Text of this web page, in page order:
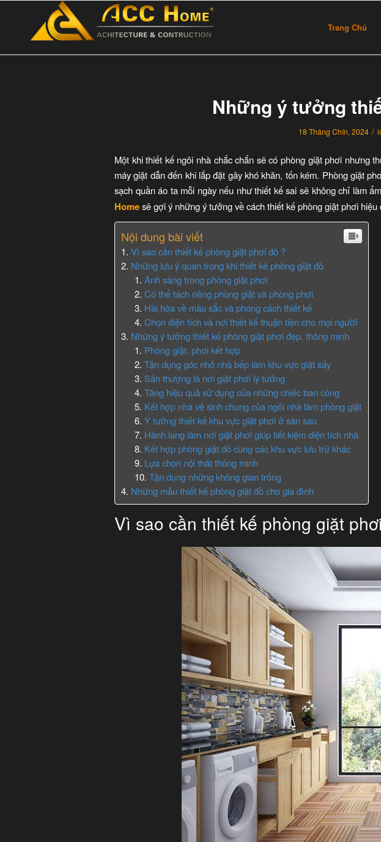
Trang Chủ
Những ý tưởng
18 Tháng Chín, 2024 /
Một khi thiết kế ngôi nhà chắc chắn sẽ có phòng giặt phơi nhưng
máy giặt dẫn đến khi lắp đặt gây khó khăn, tốn kém. Phòng giặt
sạch quần áo ta mỗi ngày nếu như thiết kế sai sẽ không chỉ làm
Homesẽ gợi ý những ý tưởng về cách thiết kế phòng giặt phơi hiệu
Nội dung bài viết
Vì sao cần thiết kế phòng giặt phơi đồ ?
Những lưu ý quan trọng khi thiết kế phòng giặt đồ
Ánh sáng trong phòng giặt phơi
Có thể tách riêng phòng giặt và phòng phơi
Hài hòa về màu sắc và phong cách thiết kế
Chọn diện tích và nơi thiết kế thuận tiện cho mọi người
Những ý tưởng thiết kế phòng giặt phơi đẹp, thông minh
Phòng giặt, phơi kết hợp
Tận dụng góc nhỏ nhà bếp làm khu vực giặt sấy
Sân thượng là nơi giặt phơi lý tưởng
Tăng hiệu quả sử dụng của những chiếc ban công
Kết hợp nhà vệ sinh chung của ngôi nhà làm phòng giặt
Ý tưởng thiết kế khu vực giặt phơi ở sân sau
Hành lang làm nơi giặt phơi giúp tiết kiệm diện tích nhà
Kết hợp phòng giặt đồ cùng các khu vực lưu trữ khác
Lựa chọn nội thất thông minh
Tận dụng những không gian trống
Những mẫu thiết kế phòng giặt đồ cho gia đình
Vì sao cần thiết kế phòng giặt